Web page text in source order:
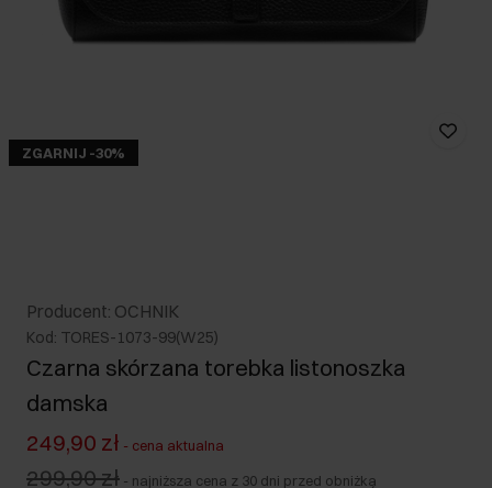
ZGARNIJ -30%
Producent: OCHNIK
Kod: TORES-1073-99(W25)
Czarna skórzana torebka listonoszka
damska
249,90 zł - cena aktualna
299,90 zł - najniższa cena z 30 dni przed obniżką